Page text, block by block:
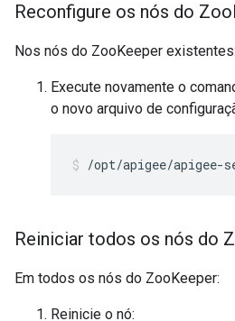
Reconfigure os nós do Zoo
Nos nós do ZooKeeper existentes:
Execute novamente o
o novo arquivo de
/opt/apigee/apigee-
Reiniciar todos os nós do
Em todos os nós do ZooKeeper:
Reinicie o nó: